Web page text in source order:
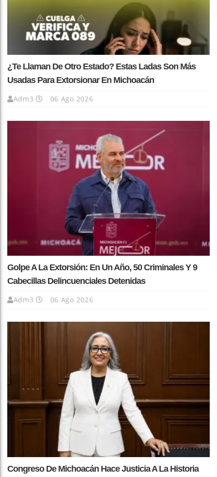
¿Te Llaman De Otro Estado? Estas Ladas Son Más
Usadas Para Extorsionar En Michoacán
Adm3 06 Ago 2026
Golpe A La Extorsión: En Un Año, 50 Criminales Y 9
Cabecillas Delincuenciales Detenidas
Adm3 06 Ago 2026
Congreso De Michoacán Hace Justicia A La Historia